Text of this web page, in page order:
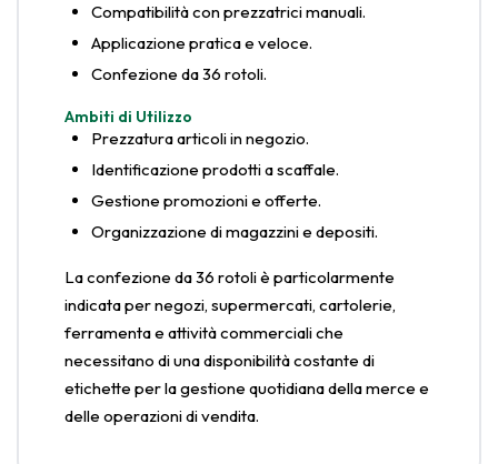
Compatibilità con prezzatrici manuali.
Applicazione pratica e veloce.
Confezione da 36 rotoli.
Ambiti di Utilizzo
Prezzatura articoli in negozio.
Identificazione prodotti a scaffale.
Gestione promozioni e offerte.
Organizzazione di magazzini e depositi.
La confezione da 36 rotoli è particolarmente
indicata per negozi, supermercati, cartolerie,
ferramenta e attività commerciali che
necessitano di una disponibilità costante di
etichette per la gestione quotidiana della merce e
delle operazioni di vendita.